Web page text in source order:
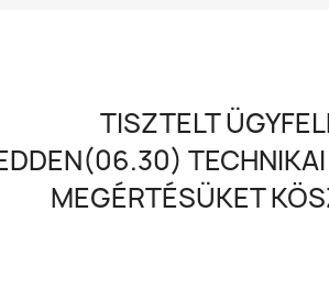
TISZTELT
MEGÉRTÉSÜKET